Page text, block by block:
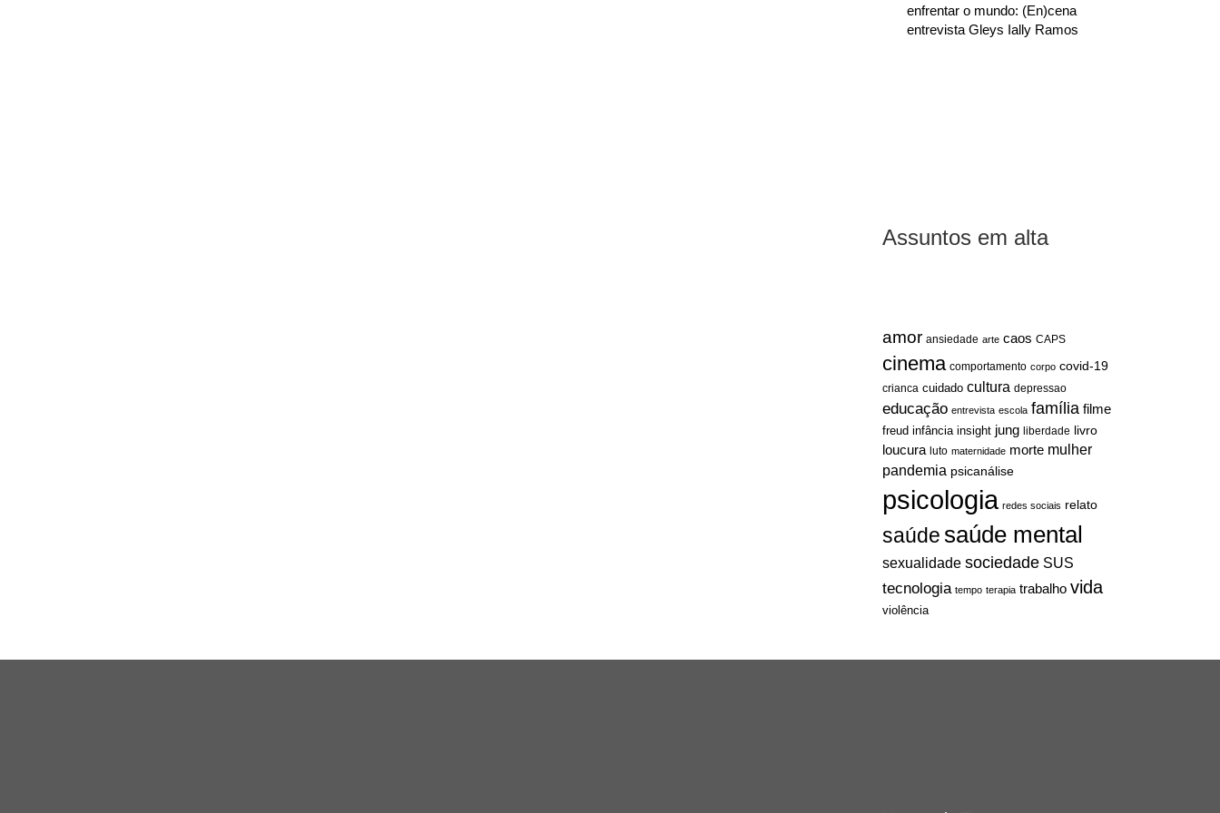
enfrentar o mundo: (En)cena
entrevista Gleys Ially Ramos
Assuntos em alta
amor ansiedade arte caos CAPS
cinema comportamento corpo covid-19
crianca cuidado cultura depressao
educação entrevista escola família filme
freud infância insight jung liberdade livro
loucura luto maternidade morte mulher
pandemia psicanálise
psicologia redes sociais relato
saúdesaúde mental
sexualidade sociedade SUS
tecnologia tempo terapia trabalho vida
violência